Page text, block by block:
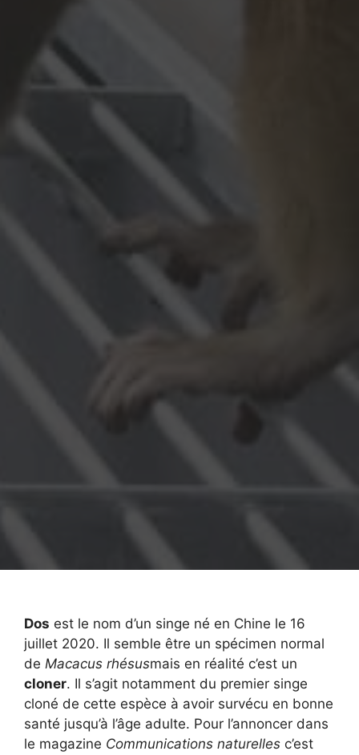
Dos est le nom d’un singe né en Chine le 16
juillet 2020. Il semble être un spécimen normal
de Macacus rhésusmais en réalité c’est un
cloner. Il s’agit notamment du premier singe
cloné de cette espèce à avoir survécu en bonne
santé jusqu’à l’âge adulte. Pour l’annoncer dans
le magazine Communications naturelles c’est